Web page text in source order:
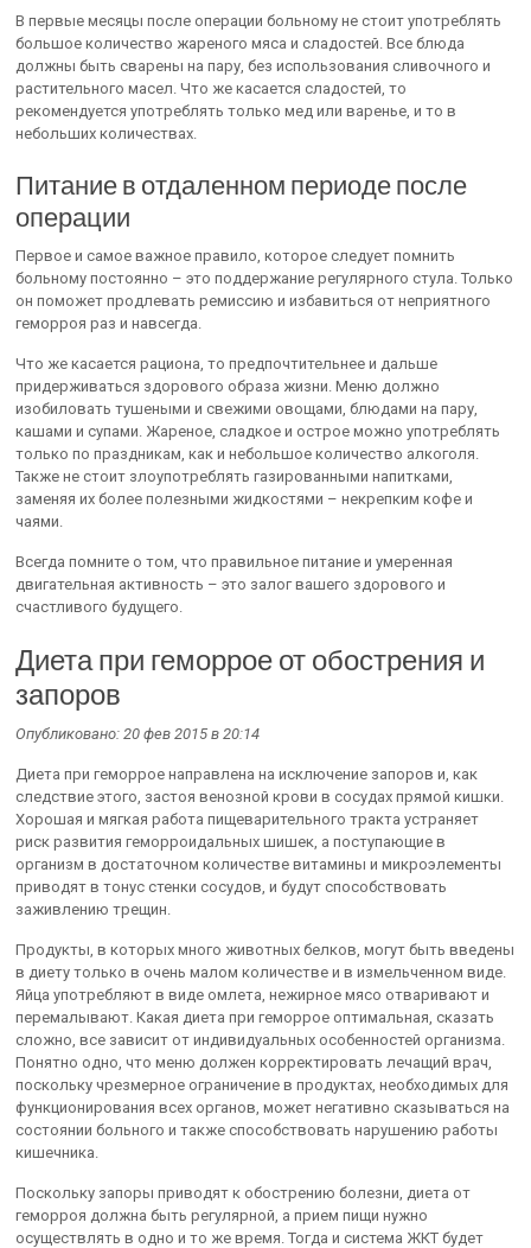
В первые месяцы после операции больному не стоит употреблять
большое количество жареного мяса и сладостей. Все блюда
должны быть сварены на пару, без использования сливочного и
растительного масел. Что же касается сладостей, то
рекомендуется употреблять только мед или варенье, и то в
небольших количествах.
Питание в отдаленном периоде после
операции
Первое и самое важное правило, которое следует помнить
больному постоянно – это поддержание регулярного стула. Только
он поможет продлевать ремиссию и избавиться от неприятного
геморроя раз и навсегда.
Что же касается рациона, то предпочтительнее и дальше
придерживаться здорового образа жизни. Меню должно
изобиловать тушеными и свежими овощами, блюдами на пару,
кашами и супами. Жареное, сладкое и острое можно употреблять
только по праздникам, как и небольшое количество алкоголя.
Также не стоит злоупотреблять газированными напитками,
заменяя их более полезными жидкостями – некрепким кофе и
чаями.
Всегда помните о том, что правильное питание и умеренная
двигательная активность – это залог вашего здорового и
счастливого будущего.
Диета при геморрое от обострения и
запоров
Опубликовано: 20 фев 2015 в 20:14
Диета при геморрое направлена на исключение запоров и, как
следствие этого, застоя венозной крови в сосудах прямой кишки.
Хорошая и мягкая работа пищеварительного тракта устраняет
риск развития геморроидальных шишек, а поступающие в
организм в достаточном количестве витамины и микроэлементы
приводят в тонус стенки сосудов, и будут способствовать
заживлению трещин.
Продукты, в которых много животных белков, могут быть введены
в диету только в очень малом количестве и в измельченном виде.
Яйца употребляют в виде омлета, нежирное мясо отваривают и
перемалывают. Какая диета при геморрое оптимальная, сказать
сложно, все зависит от индивидуальных особенностей организма.
Понятно одно, что меню должен корректировать лечащий врач,
поскольку чрезмерное ограничение в продуктах, необходимых для
функционирования всех органов, может негативно сказываться на
состоянии больного и также способствовать нарушению работы
кишечника.
Поскольку запоры приводят к обострению болезни, диета от
геморроя должна быть регулярной, а прием пищи нужно
осуществлять в одно и то же время. Тогда и система ЖКТ будет